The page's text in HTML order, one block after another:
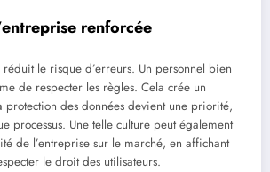
renforcée
le risque d’erreurs. Un personnel bien
de respecter les règles. Cela crée un
protection des données devient une priorité,
processus. Une telle culture peut également
de l’entreprise sur le marché, en affichant
le droit des utilisateurs.